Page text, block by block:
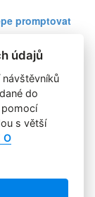
promptovat
pro
při online
znění licenčních
je bez
údajů
do
pomocí
s větší
O